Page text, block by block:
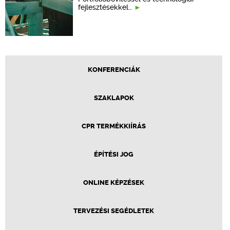
fejlesztésekkel…
KONFERENCIÁK
SZAKLAPOK
CPR TERMÉKKIÍRÁS
ÉPÍTÉSI JOG
ONLINE KÉPZÉSEK
TERVEZÉSI SEGÉDLETEK